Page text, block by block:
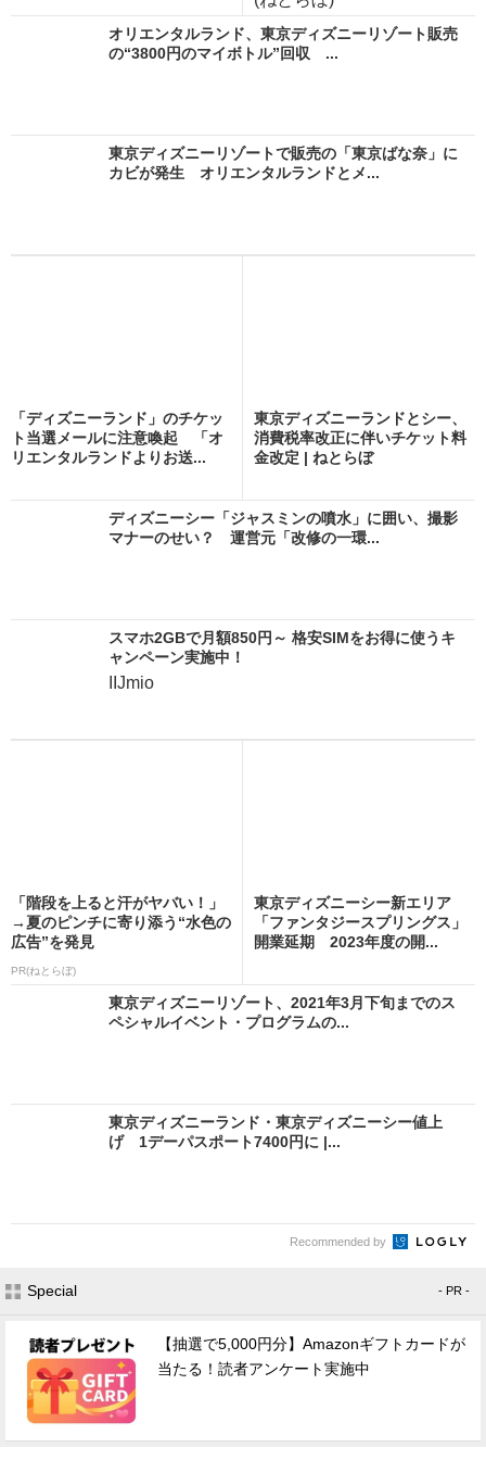
オリエンタルランド、東京ディズニーリゾート販売
の“3800円のマイボトル”回収 ...
東京ディズニーリゾートで販売の「東京ばな奈」に
カビが発生 オリエンタルランドとメ...
「ディズニーランド」のチケッ
ト当選メールに注意喚起 「オ
リエンタルランドよりお送...
東京ディズニーランドとシー、
消費税率改正に伴いチケット料
金改定 | ねとらぼ
ディズニーシー「ジャスミンの噴水」に囲い、撮影
マナーのせい？ 運営元「改修の一環...
スマホ2GBで月額850円～ 格安SIMをお得に使うキ
ャンペーン実施中！
IIJmio
「階段を上ると汗がヤバい！」
→夏のピンチに寄り添う“水色の
広告”を発見
PR(ねとらぼ)
東京ディズニーシー新エリア
「ファンタジースプリングス」
開業延期 2023年度の開...
東京ディズニーリゾート、2021年3月下旬までのス
ペシャルイベント・プログラムの...
東京ディズニーランド・東京ディズニーシー値上
げ 1デーパスポート7400円に |...
Recommended by
Special - PR -
【抽選で5,000円分】Amazonギフトカードが
当たる！読者アンケート実施中